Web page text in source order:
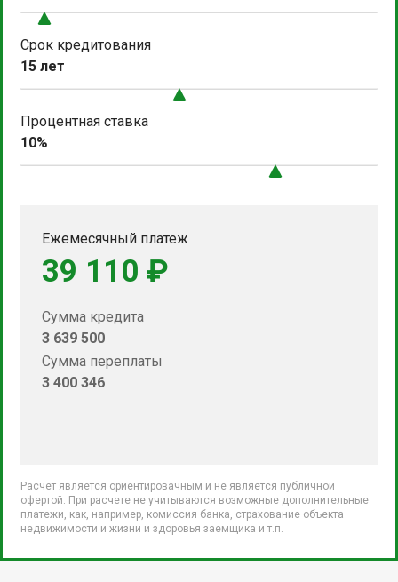
Срок кредитования
15 лет
Процентная ставка
10%
Ежемесячный платеж
39 110 ₽
Сумма кредита
3 639 500
Сумма переплаты
3 400 346
Расчет является ориентировачным и не является публичной
офертой. При расчете не учитываются возможные дополнительные
платежи, как, например, комиссия банка, страхование объекта
недвижимости и жизни и здоровья заемщика и т.п.